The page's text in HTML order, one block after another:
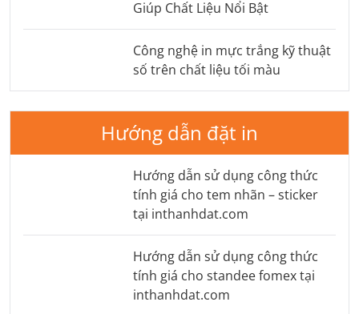
Giúp Chất Liệu Nổi Bật
Công nghệ in mực trắng kỹ thuật
số trên chất liệu tối màu
Hướng dẫn đặt in
Hướng dẫn sử dụng công thức
tính giá cho tem nhãn – sticker
tại inthanhdat.com
Hướng dẫn sử dụng công thức
tính giá cho standee fomex tại
inthanhdat.com